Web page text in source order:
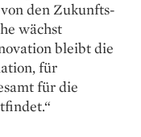
den Zukunfts­
wächst
bleibt die
für
für die